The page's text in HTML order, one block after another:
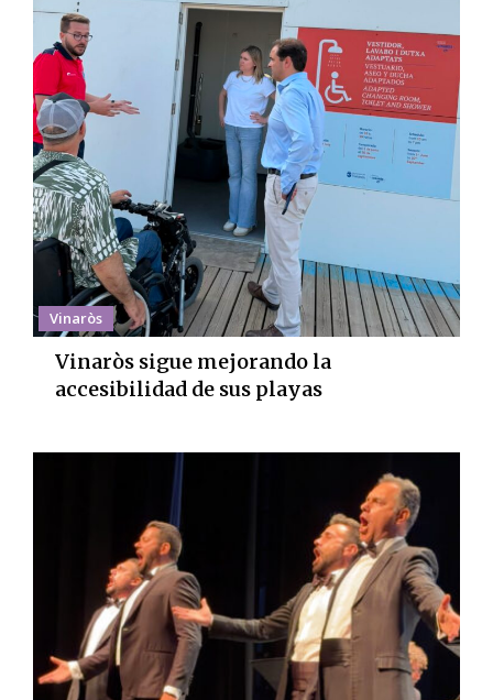
Vinaròs
Vinaròs sigue mejorando la
accesibilidad de sus playas